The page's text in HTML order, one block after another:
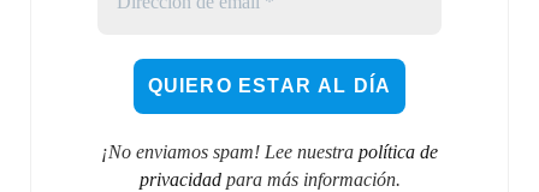
¡No enviamos spam! Lee nuestra política de
privacidadpara más información.